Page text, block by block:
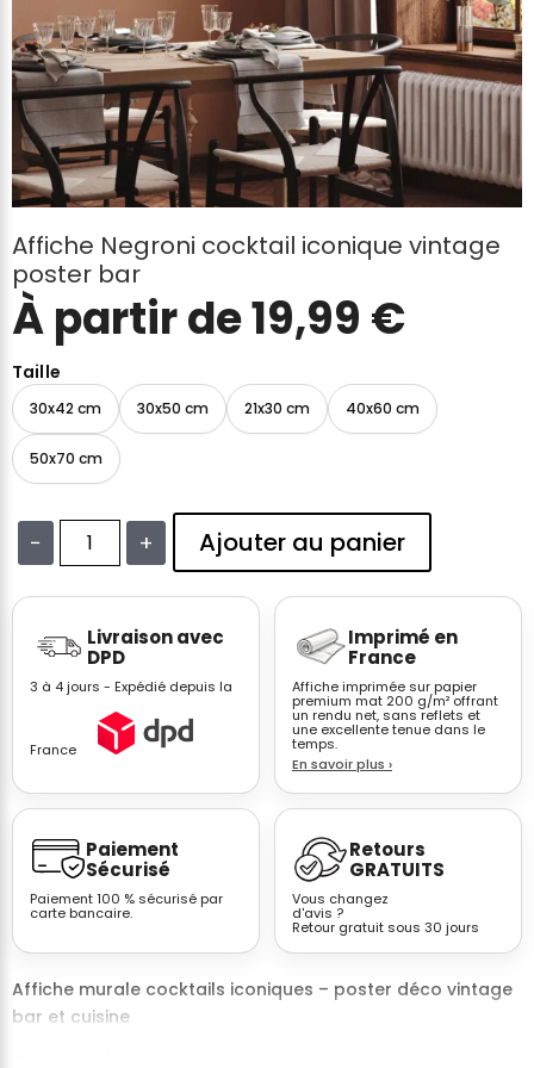
Affiche Negroni cocktail iconique vintage
poster bar
À partir de19,99 €
Taille
30x42 cm 30x50 cm 21x30 cm 40x60 cm
50x70 cm
−
Affiche
Negroni
cocktail
iconique
poster
bar
+ Ajouter au panier
Livraison avec
DPD
3 à 4 jours - Expédié depuis la
France
Imprimé en
France
Affiche imprimée sur papier
premium mat 200 g/m² offrant
un rendu net, sans reflets et
une excellente tenue dans le
temps.
En savoir plus ›
Paiement
Sécurisé
Paiement 100 % sécurisé par
carte bancaire.
Retours
GRATUITS
Vous changez
d'avis ?
Retour gratuit sous 30 jours
Affiche murale cocktails iconiques – poster déco vintage
bar et cuisine